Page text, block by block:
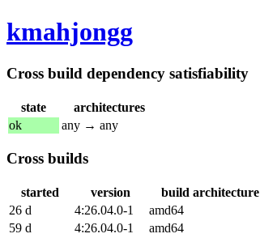
kmahjongg
Cross build dependency satisfiability
state
architectures
ok
any → any
Cross builds
started version build architecture
26 d
4:26.04.0-1 amd64
59 d
4:26.04.0-1 amd64